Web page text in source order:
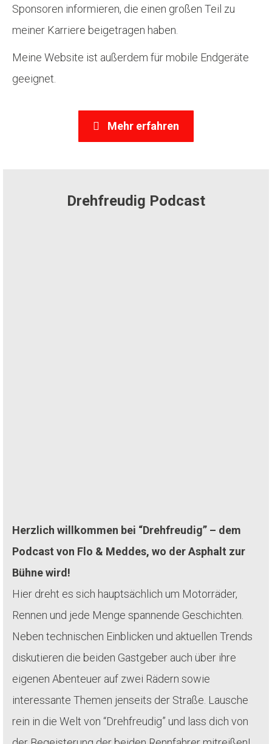
Sponsoren informieren, die einen großen Teil zu
meiner Karriere beigetragen haben.
Meine Website ist außerdem für mobile Endgeräte
geeignet.
Mehr erfahren
Drehfreudig Podcast
Herzlich willkommen bei “Drehfreudig” – dem
Podcast von Flo & Meddes, wo der Asphalt zur
Bühne wird!
Hier dreht es sich hauptsächlich um Motorräder,
Rennen und jede Menge spannende Geschichten.
Neben technischen Einblicken und aktuellen Trends
diskutieren die beiden Gastgeber auch über ihre
eigenen Abenteuer auf zwei Rädern sowie
interessante Themen jenseits der Straße. Lausche
rein in die Welt von “Drehfreudig” und lass dich von